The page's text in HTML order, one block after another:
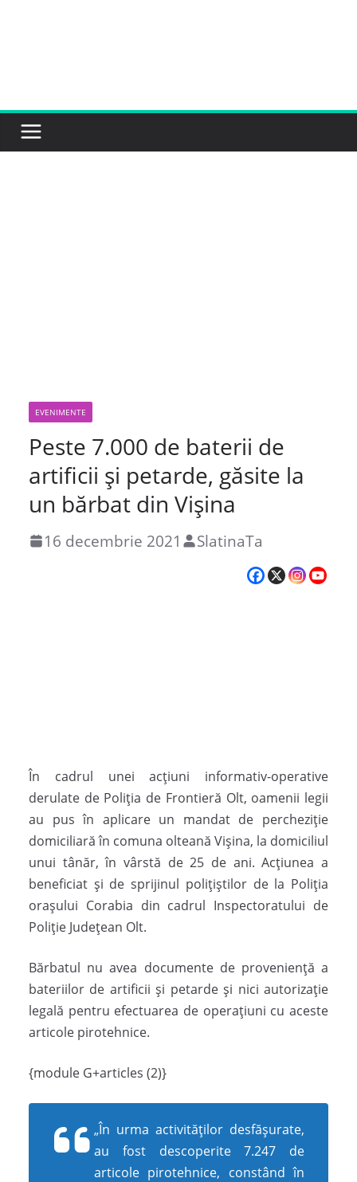
EVENIMENTE
Peste 7.000 de baterii de
artificii și petarde, găsite la
un bărbat din Vișina
16 decembrie 2021 SlatinaTa
În cadrul unei acțiuni informativ-operative
derulate de Poliția de Frontieră Olt, oamenii legii
au pus în aplicare un mandat de percheziție
domiciliară în comuna olteană Vișina, la domiciliul
unui tânăr, în vârstă de 25 de ani. Acțiunea a
beneficiat și de sprijinul polițiștilor de la Poliția
orașului Corabia din cadrul Inspectoratului de
Poliție Județean Olt.
Bărbatul nu avea documente de proveniență a
bateriilor de artificii și petarde și nici autorizație
legală pentru efectuarea de operațiuni cu aceste
articole pirotehnice.
{module G+articles (2)}
„În urma activităților desfășurate,
au fost descoperite 7.247 de
articole pirotehnice, constând în